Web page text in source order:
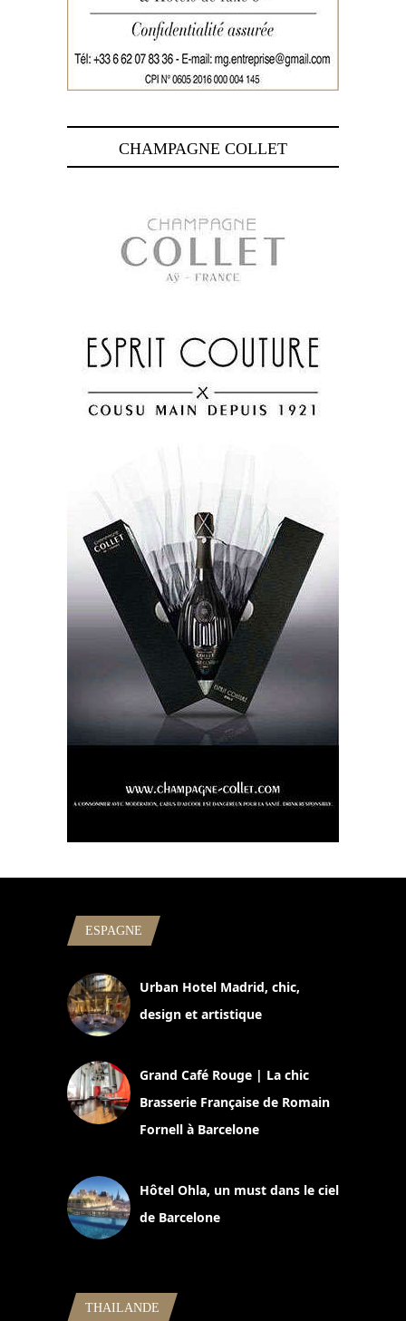
CHAMPAGNE COLLET
ESPAGNE
Urban Hotel Madrid, chic,
design et artistique
Grand Café Rouge | La chic
Brasserie Française de Romain
Fornell à Barcelone
Hôtel Ohla, un must dans le ciel
de Barcelone
THAILANDE